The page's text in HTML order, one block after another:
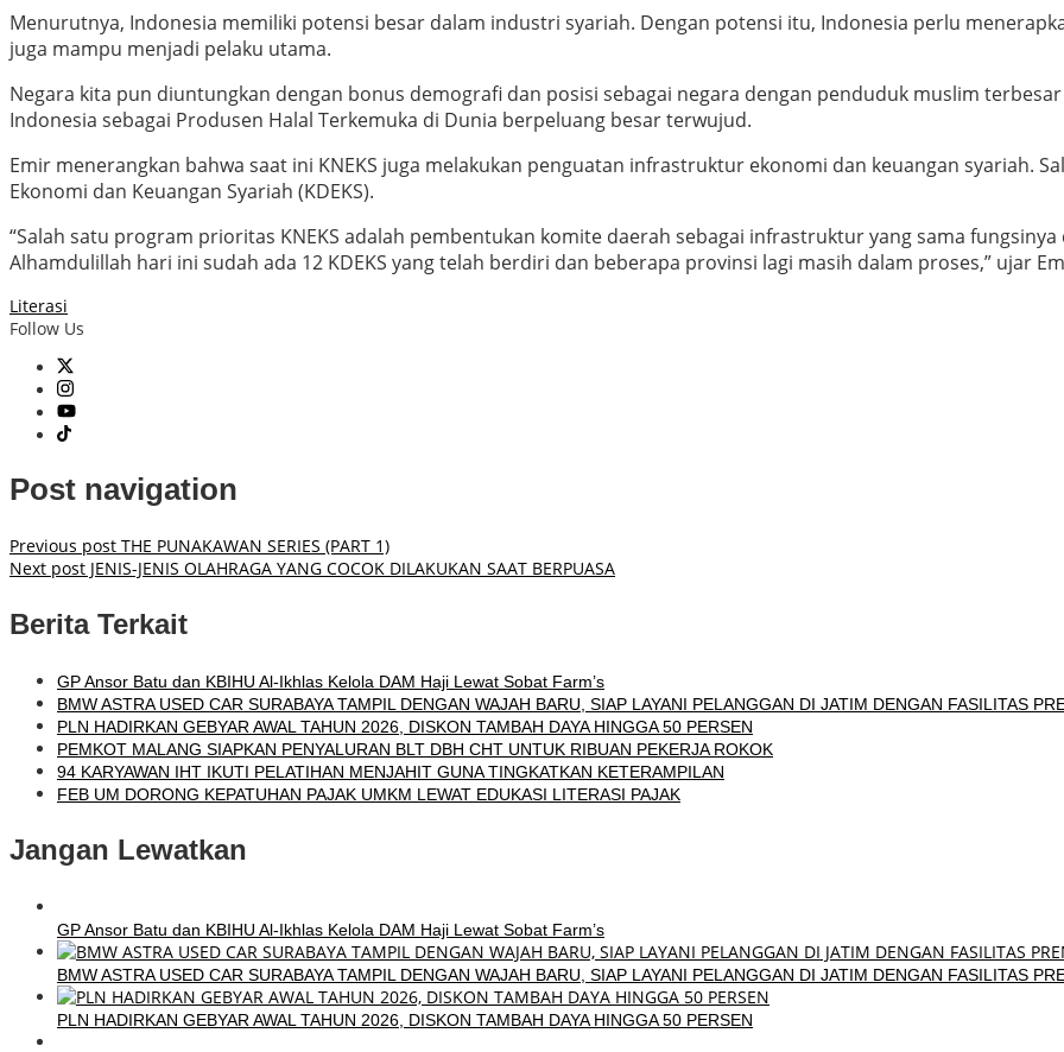
Menurutnya, Indonesia memiliki potensi besar dalam industri syariah. Dengan potensi itu, Indonesia perlu
juga mampu menjadi pelaku utama.
Negara kita pun diuntungkan dengan bonus demografi dan posisi sebagai negara dengan penduduk muslim
Indonesia sebagai Produsen Halal Terkemuka di Dunia berpeluang besar terwujud.
Emir menerangkan bahwa saat ini KNEKS juga melakukan penguatan infrastruktur ekonomi dan keuangan syariah.
Ekonomi dan Keuangan Syariah (KDEKS).
“Salah satu program prioritas KNEKS adalah pembentukan komite daerah sebagai infrastruktur yang sama
Alhamdulillah hari ini sudah ada 12 KDEKS yang telah berdiri dan beberapa provinsi lagi masih dalam proses,” ujar
Literasi
Follow Us
Post navigation
Previous post THE PUNAKAWAN SERIES (PART 1)
Next post JENIS-JENIS OLAHRAGA YANG COCOK DILAKUKAN SAAT BERPUASA
Berita Terkait
GP Ansor Batu dan KBIHU Al-Ikhlas Kelola DAM Haji Lewat Sobat Farm’s
BMW ASTRA USED CAR SURABAYA TAMPIL DENGAN WAJAH BARU, SIAP LAYANI PELANGGAN DI JATIM DENGAN FASILITAS
PLN HADIRKAN GEBYAR AWAL TAHUN 2026, DISKON TAMBAH DAYA HINGGA 50 PERSEN
PEMKOT MALANG SIAPKAN PENYALURAN BLT DBH CHT UNTUK RIBUAN PEKERJA ROKOK
94 KARYAWAN IHT IKUTI PELATIHAN MENJAHIT GUNA TINGKATKAN KETERAMPILAN
FEB UM DORONG KEPATUHAN PAJAK UMKM LEWAT EDUKASI LITERASI PAJAK
Jangan Lewatkan
GP Ansor Batu dan KBIHU Al-Ikhlas Kelola DAM Haji Lewat Sobat Farm’s
BMW ASTRA USED CAR SURABAYA TAMPIL DENGAN WAJAH BARU, SIAP LAYANI PELANGGAN DI JATIM DENGAN FASILITAS
PLN HADIRKAN GEBYAR AWAL TAHUN 2026, DISKON TAMBAH DAYA HINGGA 50 PERSEN